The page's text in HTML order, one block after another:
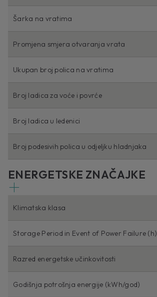
Šarka na vratima
Promjena smjera otvaranja vrata
Ukupan broj polica na vratima
Broj ladica za voće i povrće
Broj ladica u ledenici
Broj podesivih polica u odjeljku hladnjaka
ENERGETSKE ZNAČAJKE
Klimatska klasa
Storage Period in Event of Power Failure (h)
Razred energetske učinkovitosti
Godišnja potrošnja energije (kWh/god)